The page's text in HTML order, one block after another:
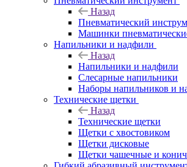
Назад
Пневматический
Машинки
Напильники и надфили
Назад
Напильники и надфили
Слесарные напильники
Наборы напильников и
Технические щетки
Назад
Технические щетки
Щетки с хвостовиком
Щетки дисковые
Щетки чашечные и